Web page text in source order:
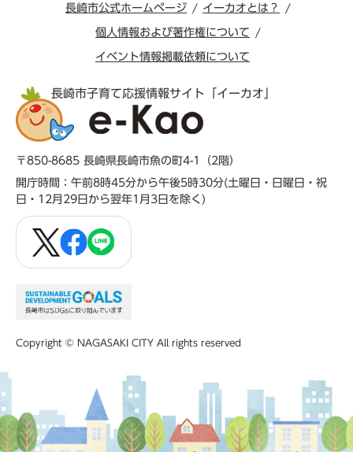
長崎市公式ホームページ イーカオとは？
個人情報および著作権について
イベント情報掲載依頼について
長崎市子育て応援情報サイト「イーカオ」
〒850-8685 長崎県長崎市魚の町4-1（2階）
開庁時間：午前8時45分から午後5時30分(土曜日・日曜日・祝
日・12月29日から翌年1月3日を除く)
Copyright © NAGASAKI CITY All rights reserved